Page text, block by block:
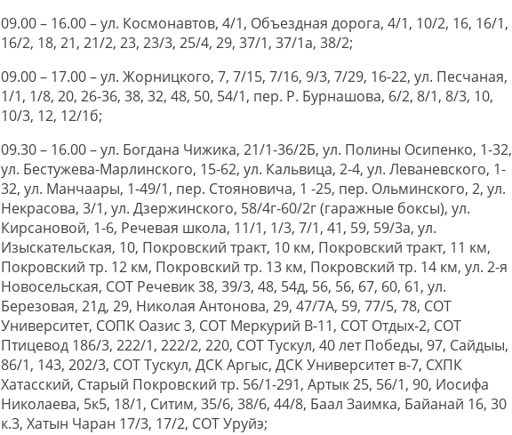
09.00 – 16.00 – ул. Космонавтов, 4/1, Объездная дорога, 4/1, 10/2, 16, 16/1,
16/2, 18, 21, 21/2, 23, 23/3, 25/4, 29, 37/1, 37/1а, 38/2;
09.00 – 17.00 – ул. Жорницкого, 7, 7/15, 7/16, 9/3, 7/29, 16-22, ул. Песчаная,
1/1, 1/8, 20, 26-36, 38, 32, 48, 50, 54/1, пер. Р. Бурнашова, 6/2, 8/1, 8/3, 10,
10/3, 12, 12/1б;
09.30 – 16.00 – ул. Богдана Чижика, 21/1-36/2Б, ул. Полины Осипенко, 1-32,
ул. Бестужева-Марлинского, 15-62, ул. Кальвица, 2-4, ул. Леваневского, 1-
32, ул. Манчаары, 1-49/1, пер. Стояновича, 1 -25, пер. Ольминского, 2, ул.
Некрасова, 3/1, ул. Дзержинского, 58/4г-60/2г (гаражные боксы), ул.
Кирсановой, 1-6, Речевая школа, 11/1, 1/3, 7/1, 41, 59, 59/3а, ул.
Изыскательская, 10, Покровский тракт, 10 км, Покровский тракт, 11 км,
Покровский тр. 12 км, Покровский тр. 13 км, Покровский тр. 14 км, ул. 2-я
Новосельская, СОТ Речевик 38, 39/3, 48, 54д, 56, 56, 67, 60, 61, ул.
Березовая, 21д, 29, Николая Антонова, 29, 47/7А, 59, 77/5, 78, СОТ
Университет, СОПК Оазис 3, СОТ Меркурий В-11, СОТ Отдых-2, СОТ
Птицевод 186/3, 222/1, 222/2, 220, СОТ Тускул, 40 лет Победы, 97, Сайдыы,
86/1, 143, 202/3, СОТ Тускул, ДСК Аргыс, ДСК Университет в-7, СХПК
Хатасский, Старый Покровский тр. 56/1-291, Артык 25, 56/1, 90, Иосифа
Николаева, 5к5, 18/1, Ситим, 35/6, 38/6, 44/8, Баал Заимка, Байанай 16, 30
к.3, Хатын Чаран 17/3, 17/2, СОТ Уруйэ;